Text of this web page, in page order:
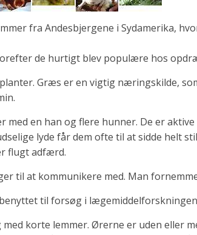
fra Andesbjergene i Sydamerika,
de hurtigt blev populære hos
Græs er en vigtig næringskilde,
med en han og flere hunner. De er
lyde får dem ofte til at sidde helt
flugt adfærd.
til at kommunikere med. Man
til forsøg i
korte lemmer. Ørerne er uden eller